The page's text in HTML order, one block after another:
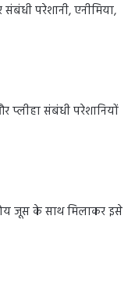
परेशानी, एनीमिया,
प्लीहा संबंधी परेशानियों
जूस के साथ मिलाकर इसे